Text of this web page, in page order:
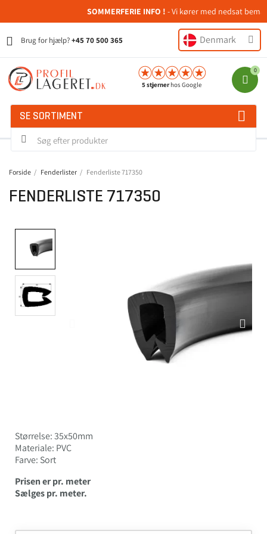
SOMMERFERIE INFO !- Vi kører med nedsat
Brug for hjælp?+45 70 500 365 Denmark
5 stjernerhos Google
SE SORTIMENT
Forside Fenderlister Fenderliste 717350
FENDERLISTE 717350
Størrelse: 35x50mm
Materiale: PVC
Farve: Sort
Prisen er pr. meter
Sælges pr. meter.